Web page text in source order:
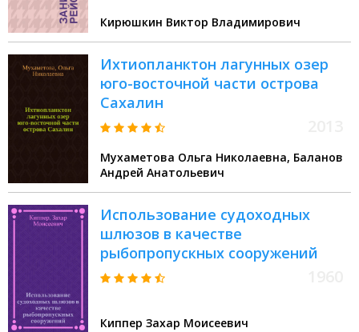
Кирюшкин Виктор Владимирович
Ихтиопланктон лагунных озер
юго-восточной части острова
Сахалин
Мухаметова Ольга Николаевна, Баланов
Андрей Анатольевич
Использование судоходных
шлюзов в качестве
рыбопропускных сооружений
Киппер Захар Моисеевич